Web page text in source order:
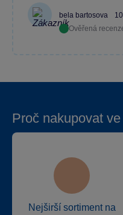
bela bartosova
Ověřená
Proč nakupovat
Nejširší sortiment na